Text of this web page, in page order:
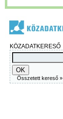
KÖZADATKERESŐ
Összetett kereső »